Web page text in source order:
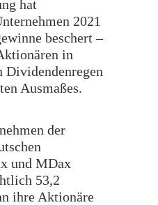
hat
2021
beschert –
in
Dividendenregen
Ausmaßes.
der
und MDax
53,2
ihre Aktionäre